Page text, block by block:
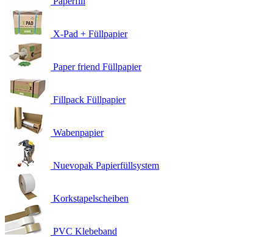
X-Pad + Füllpapier
Paper friend Füllpapier
Fillpack Füllpapier
Wabenpapier
Nuevopak Papierfüllsystem
Korkstapelscheiben
PVC Klebeband